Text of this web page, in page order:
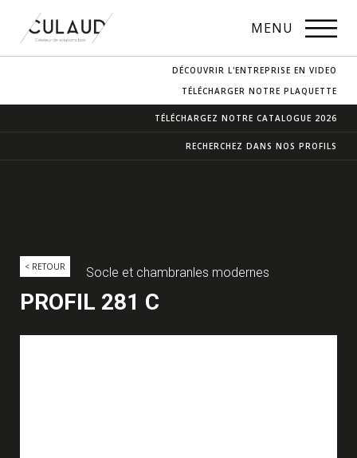
MENU
CONTACT & ACCÈS
DÉCOUVRIR L'ENTREPRISE EN VIDEO
TÉLÉCHARGER NOTRE PLAQUETTE
TÉLÉCHARGEZ NOTRE CATALOGUE 2026
RECHERCHEZ DANS NOS PROFILS
< RETOUR Socle et chambranles modernes
PROFIL 281 C